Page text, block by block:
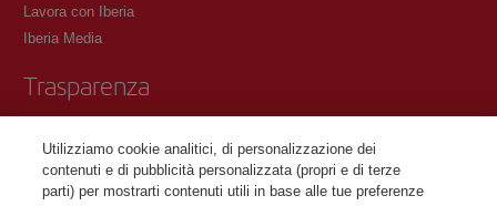
Lavora con Iberia
Iberia Media
Trasparenza
Condizioni di registrazione su iberia.com
Informativa sulla protezione dei dati personali
Utilizziamo cookie analitici, di personalizzazione dei
contenuti e di pubblicità personalizzata (propri e di terze
parti) per mostrarti contenuti utili in base alle tue preferenze